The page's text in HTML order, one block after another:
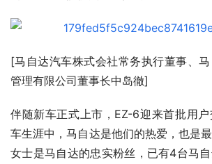
[马自达汽车株式会社常务执行董事、
管理有限公司董事长中岛徹]
伴随新车正式上市，EZ-6迎来首批用
车生涯中，马自达是他们的热爱，也是
女士是马自达的忠实粉丝，已有4台马